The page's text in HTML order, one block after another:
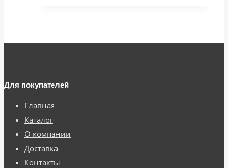
Для покупателей
Главная
Каталог
О компании
Доставка
Контакты